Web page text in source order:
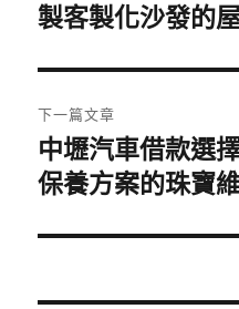
導
覽
一
文
章:
製客製化沙發的
下一篇文章
下
一
文
中壢汽車借款選
保養方案的珠寶